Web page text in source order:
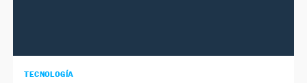
TECNOLOGÍA